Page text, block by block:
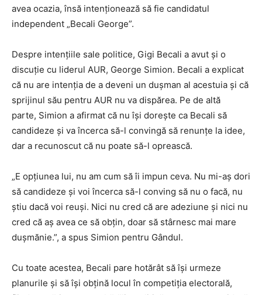
avea ocazia, însă intenționează să fie candidatul
independent „Becali George”.
Despre intențiile sale politice, Gigi Becali a avut și o
discuție cu liderul AUR, George Simion. Becali a explicat
că nu are intenția de a deveni un dușman al acestuia și că
sprijinul său pentru AUR nu va dispărea. Pe de altă
parte, Simion a afirmat că nu își dorește ca Becali să
candideze și va încerca să-l convingă să renunțe la idee,
dar a recunoscut că nu poate să-l oprească.
„E opțiunea lui, nu am cum să îi impun ceva. Nu mi-aș dori
să candideze și voi încerca să-l conving să nu o facă, nu
știu dacă voi reuși. Nici nu cred că are adeziune și nici nu
cred că aș avea ce să obțin, doar să stârnesc mai mare
dușmănie.”, a spus Simion pentru Gândul.
Cu toate acestea, Becali pare hotărât să își urmeze
planurile și să își obțină locul în competiția electorală,